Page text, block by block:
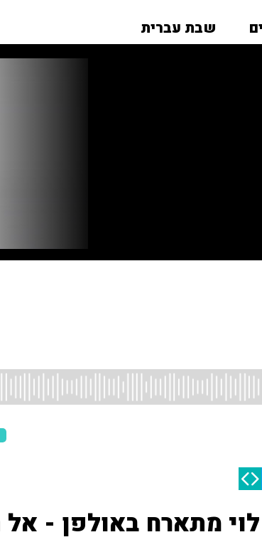
שבת עברית
מתארח באולפן - אל